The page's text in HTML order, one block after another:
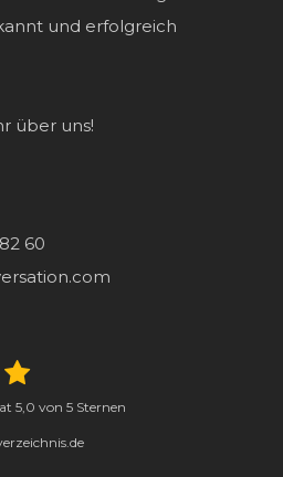
und erfolgreich
über uns!
60
5,0 von 5 Sternen